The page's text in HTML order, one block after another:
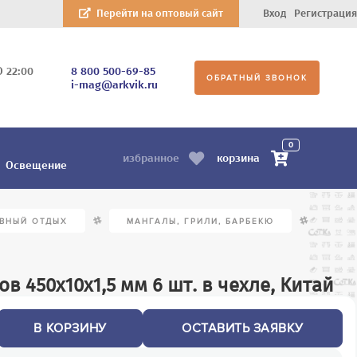
Вход Регистрация
Перейти на оптовый сайт
22:00
8 800 500-69-85
i-mag@arkvik.ru
ОБРАТНЫЙ ЗВОНОК
Освещение
избранное
0
корзина
ОТДЫХ / МАНГАЛЫ, ГРИЛИ, БАРБЕКЮ /
450х10х1,5 мм 6 шт. в чехле, Китай
В КОРЗИНУ ОСТАВИТЬ ЗАЯВКУ